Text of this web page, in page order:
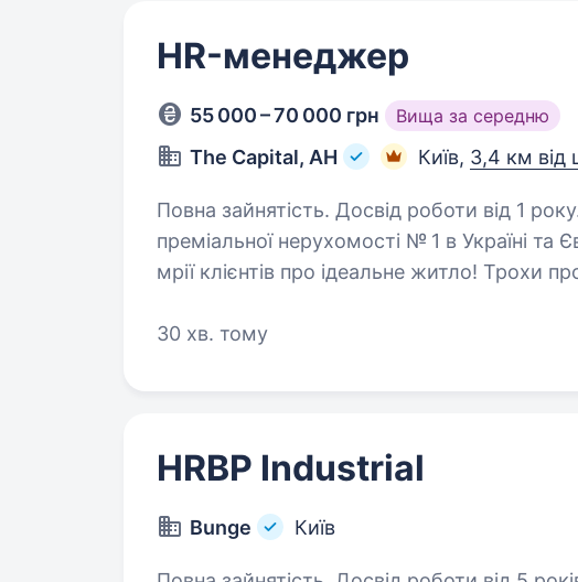
HR-менеджер
55 000 – 70 000 грн Вища за середню
The Capital, АН Київ, 3,4 км від
Повна зайнятість. Досвід роботи від 1 року. T.H.E. Capital — це
преміальної нерухомості № 1 в Україні та
мрії клієнтів про ідеальне житло! Трохи про нас: 14 філій Київ, Марбелья
30 хв. тому
HRBP Industrial
Bunge Київ